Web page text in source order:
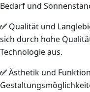
Bedarf und
✅ Qualität und
sich durch hohe
Technologie aus.
✅Ästhetik und